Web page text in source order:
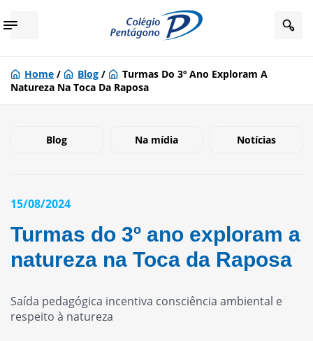
Home / Blog /
Turmas Do 3º Ano Exploram A
Natureza Na Toca Da Raposa
Blog Na mídia Notícias
15/08/2024
Turmas do 3º ano exploram a
natureza na Toca da Raposa
Saída pedagógica incentiva consciência ambiental e
respeito à natureza